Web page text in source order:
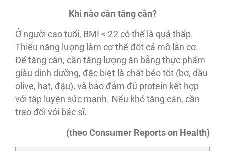
Khi nào cần tăng cân?
Ở người cao tuổi, BMI < 22 có thể là quá thấp.
Thiếu năng lượng làm cơ thể đốt cả mỡ lẫn cơ.
Để tăng cân, cần tăng lượng ăn bằng thực phẩm
giàu dinh dưỡng, đặc biệt là chất béo tốt (bơ, dầu
olive, hạt, đậu), và bảo đảm đủ protein kết hợp
với tập luyện sức mạnh. Nếu khó tăng cân, cần
trao đổi với bác sĩ.
(theo Consumer Reports on Health)